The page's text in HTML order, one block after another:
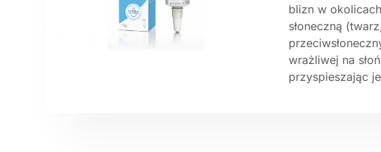
blizn w
słoneczną
wrażliwej na
przyspieszając